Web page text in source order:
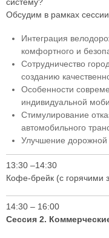
Обсудим в рамках
Интеграция
комфортного и
Сотрудничество
созданию
Особенности
индивидуальной
Стимулирование
автомобильного
Улучшение дорожной
13:30 –14:30
Кофе-брейк (c горячими
14:30 – 16:00
Сессия 2.